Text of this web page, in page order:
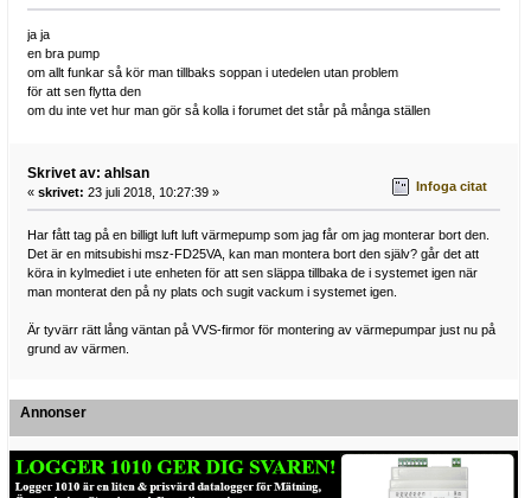
ja ja
en bra pump
om allt funkar så kör man tillbaks soppan i utedelen utan problem
för att sen flytta den
om du inte vet hur man gör så kolla i forumet det står på många ställen
Skrivet av: ahlsan
« skrivet: 23 juli 2018, 10:27:39 » Infoga citat
Har fått tag på en billigt luft luft värmepump som jag får om jag monterar bort den.
Det är en mitsubishi msz-FD25VA, kan man montera bort den själv? går det att
köra in kylmediet i ute enheten för att sen släppa tillbaka de i systemet igen när
man monterat den på ny plats och sugit vackum i systemet igen.
Är tyvärr rätt lång väntan på VVS-firmor för montering av värmepumpar just nu på
grund av värmen.
Annonser